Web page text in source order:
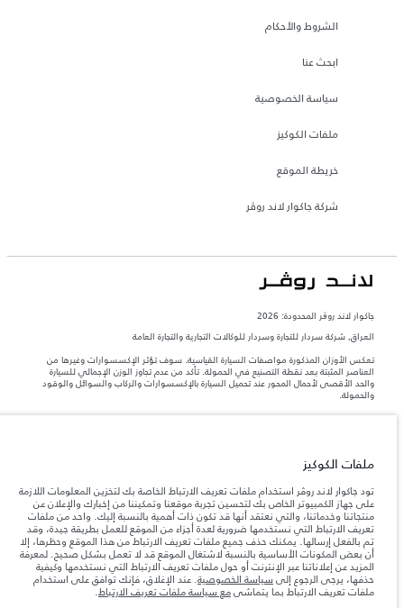
الشروط والأحكام
ابحث عنا
سياسة الخصوصية
ملفات الكوكيز
خريطة الموقع
شركة جاكوار لاند روڤر
جاكوار لاند روڨر المحدودة: 2026
العراق, شركة سردار للتجارة وسردار للوكالات التجارية والتجارة العامة
تعكس الأوزان المذكورة مواصفات السيارة القياسية. سوف تؤثر الإكسسوارات وغيرها من
العناصر المثبتة بعد نقطة التصنيع في الحمولة. تأكد من عدم تجاوز الوزن الإجمالي للسيارة
والحد الأقصى لأحمال المحور عند تحميل السيارة بالإكسسوارات والركاب والسوائل والوقود
والحمولة.
والتحقق من الأسعار.
في مواصفات تصميم السيارات وتوفر الخيارات وتوقيتات التصاميم. هذا ظرف ديناميكي
للغاية، ونتيجة لذلك، قد لا تمثّل الصور المستخدَمة ضمن موقع الويب حاليًا المواصفات الحالية
بالكامل بالنسبة إلى الميزات والخيارات والحلية ومجموعات الألوان. يرجى استشارة وكيلك الذي
سيتمكّن من تأكيد أي تقييدات حالية معك للسماح لك باتخاذ قرار مدروس
الأرقام المقدمة هي نتيجة لاختبارات المصنع الرسمية وفقاً لتشريعات الاتحاد الأوروبي. قد
يتباين استهلك الوقود الفعلي للمركبة عن ذلك المتحقق في تلك الاختبارات كما أن هذه
الأرقام بغرض المقارنة فحسب.
ملفات الكوكيز
تود جاكوار لاند روڤر استخدام ملفات تعريف الارتباط الخاصة بك لتخزين المعلومات اللازمة
على جهاز الكمبيوتر الخاص بك لتحسين تجربة موقعنا وتمكيننا من إخبارك والإعلان عن
منتجاتنا وخدماتنا، والتي نعتقد أنها قد تكون ذات أهمية بالنسبة إليك. واحد من ملفات
تعريف الارتباط التي نستخدمها ضرورية لعدة أجزاء من الموقع للعمل بطريقة جيدة، وقد
تم بالفعل إرسالها. يمكنك حذف جميع ملفات تعريف الارتباط من هذا الموقع وحظرها، إلا
أن بعض المكونات الأساسية بالنسبة لاشتغال الموقع قد لا تعمل بشكل صحيح. لمعرفة
المزيد عن إعلاناتنا عبر الإنترنت أو حول ملفات تعريف الارتباط التي نستخدمها وكيفية
حذفها، يرجى الرجوع إلى سياسة الخصوصية. عند الإغلاق، فإنك توافق على استخدام
ملفات تعريف الارتباط بما يتماشىمع سياسة ملفات تعريف الارتباط.